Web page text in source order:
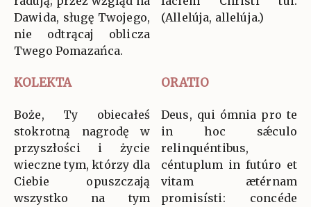
Dawida, sługę Twojego,
nie odtrącaj oblicza
Twego Pomazańca.
(Allelúja, allelúja.)
KOLEKTA ORATIO
Boże, Ty obiecałeś
stokrotną nagrodę w
przyszłości i życie
wieczne tym, którzy dla
Ciebie opuszczają
wszystko na tym
Deus, qui ómnia pro te
in hoc sǽculo
relinquéntibus,
céntuplum in futúro et
vitam ætérnam
promisísti: concéde